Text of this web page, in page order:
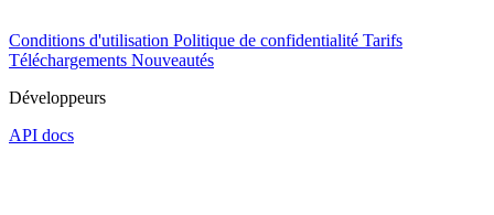
Conditions d'utilisation Politique de confidentialité Tarifs
Téléchargements Nouveautés
Développeurs
API docs